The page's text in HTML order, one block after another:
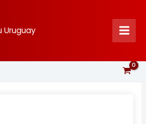
Uruguay